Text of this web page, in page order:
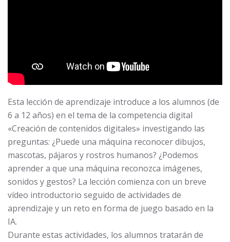
Esta lección de aprendizaje introduce a los alumnos (de
6 a 12 años) en el tema de la competencia digital
«Creación de contenidos digitales» investigando las
preguntas: ¿Puede una máquina reconocer dibujos,
mascotas, pájaros y rostros humanos? ¿Podemos
aprender a que una máquina reconozca imágenes,
sonidos y gestos? La lección comienza con un breve
vídeo introductorio seguido de actividades de
aprendizaje y un reto en forma de juego basado en la
IA.
Durante estas actividades, los alumnos tratarán de